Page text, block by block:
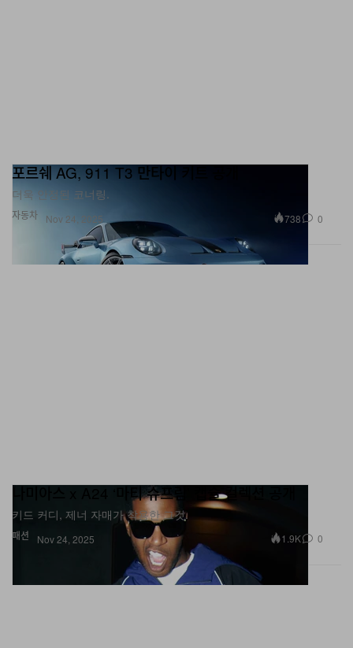
자동차
포르쉐 AG, 911 T3 만타이 키트 공개
더욱 안정된 코너링.
Nov 24, 2025 738 0
패션
나미아스 x A24 ‘마티 슈프림’ 캡슐 컬렉션 공개
키드 커디, 제너 자매가 착용한 그것.
Nov 24, 2025 1.9K 0